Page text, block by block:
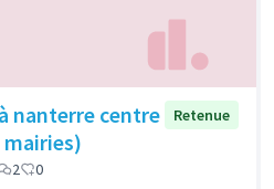
nanterre centre
mairies)
Retenue
2 0